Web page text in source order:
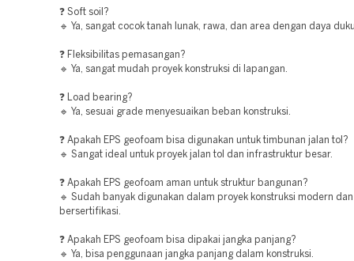
❓ Soft soil?
🔹 Ya, sangat cocok tanah lunak, rawa, dan area dengan daya
❓ Fleksibilitas pemasangan?
🔹 Ya, sangat mudah proyek konstruksi di lapangan.
❓ Load bearing?
🔹 Ya, sesuai grade menyesuaikan beban konstruksi.
❓ Apakah EPS geofoam bisa digunakan untuk timbunan jalan tol?
🔹 Sangat ideal untuk proyek jalan tol dan infrastruktur besar.
❓ Apakah EPS geofoam aman untuk struktur bangunan?
🔹 Sudah banyak digunakan dalam proyek konstruksi modern dan
bersertifikasi.
❓ Apakah EPS geofoam bisa dipakai jangka panjang?
🔹 Ya, bisa penggunaan jangka panjang dalam konstruksi.